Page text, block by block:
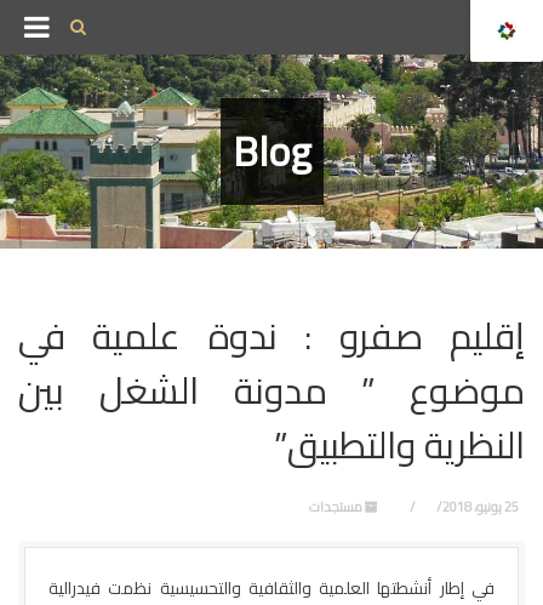
Blog
إقليم صفرو : ندوة علمية في
موضوع ” مدونة الشغل بين
النظرية والتطبيق”
25 يونيو، 2018 مستجدات
في إطار أنشطتها العلمية والثقافية والتحسيسية نظمت فيدرالية